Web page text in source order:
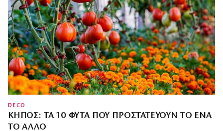
DECO
ΚΉΠΟΣ: ΤΑ 10 ΦΥΤΆ ΠΟΥ ΠΡΟΣΤΑΤΕΎΟΥΝ ΤΟ ΈΝΑ
ΤΟ ΆΛΛΟ